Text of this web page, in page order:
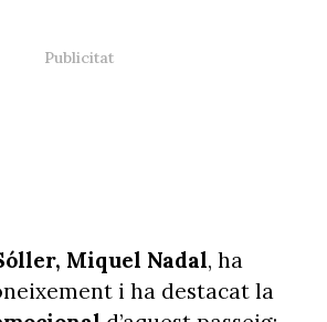
Miquel Nadal, ha
i ha destacat la